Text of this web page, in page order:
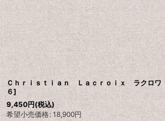
Ｃｈｒｉｓｔｉａｎ Ｌａｃｒｏｉｘ ラクロワ
６]
9,450円(税込)
希望小売価格: 18,900円